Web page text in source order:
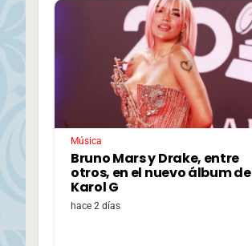
Música
Bruno Mars y Drake, entre
otros, en el nuevo álbum de
Karol G
hace 2 días